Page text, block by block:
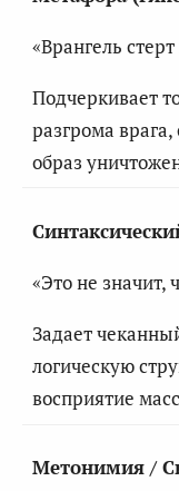
«Врангель
Подчеркивает
разгрома
образ
«Это не значит,
Задает
логическую
восприятие
Метонимия /